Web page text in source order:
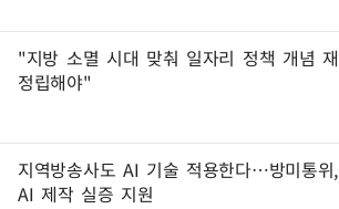
"지방 소멸 시대 맞춰 일자리 정책 개념 재
정립해야"
지역방송사도 AI 기술 적용한다…방미통위,
AI 제작 실증 지원